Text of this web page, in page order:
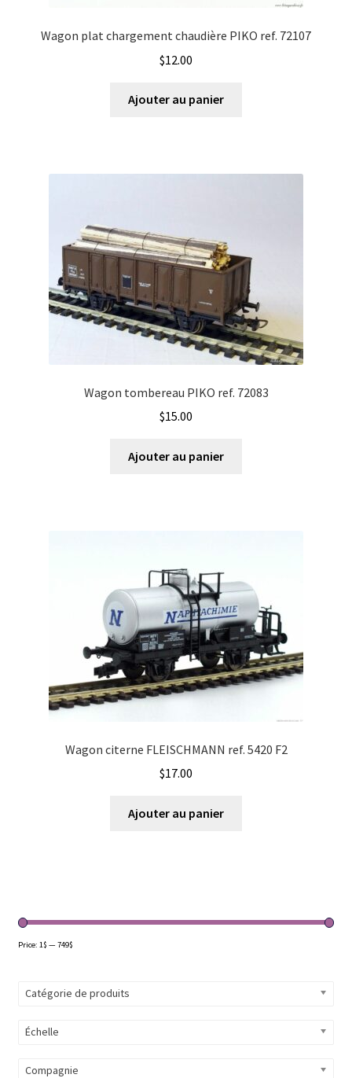
Wagon plat chargement chaudière PIKO ref. 72107
$12.00
Ajouter au panier
Wagon tombereau PIKO ref. 72083
$15.00
Ajouter au panier
Wagon citerne FLEISCHMANN ref. 5420 F2
$17.00
Ajouter au panier
Price: 1$ —749$
Catégorie de produits
Échelle
Compagnie